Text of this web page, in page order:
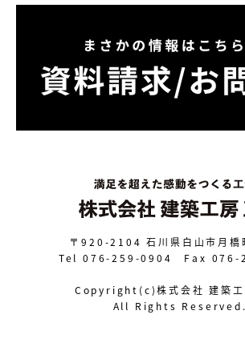
〒920-2104 石川県白山市月
Tel 076-259-0904 Fax 076-
Copyright(c)株式会社 建築工
All Rights Reserved.